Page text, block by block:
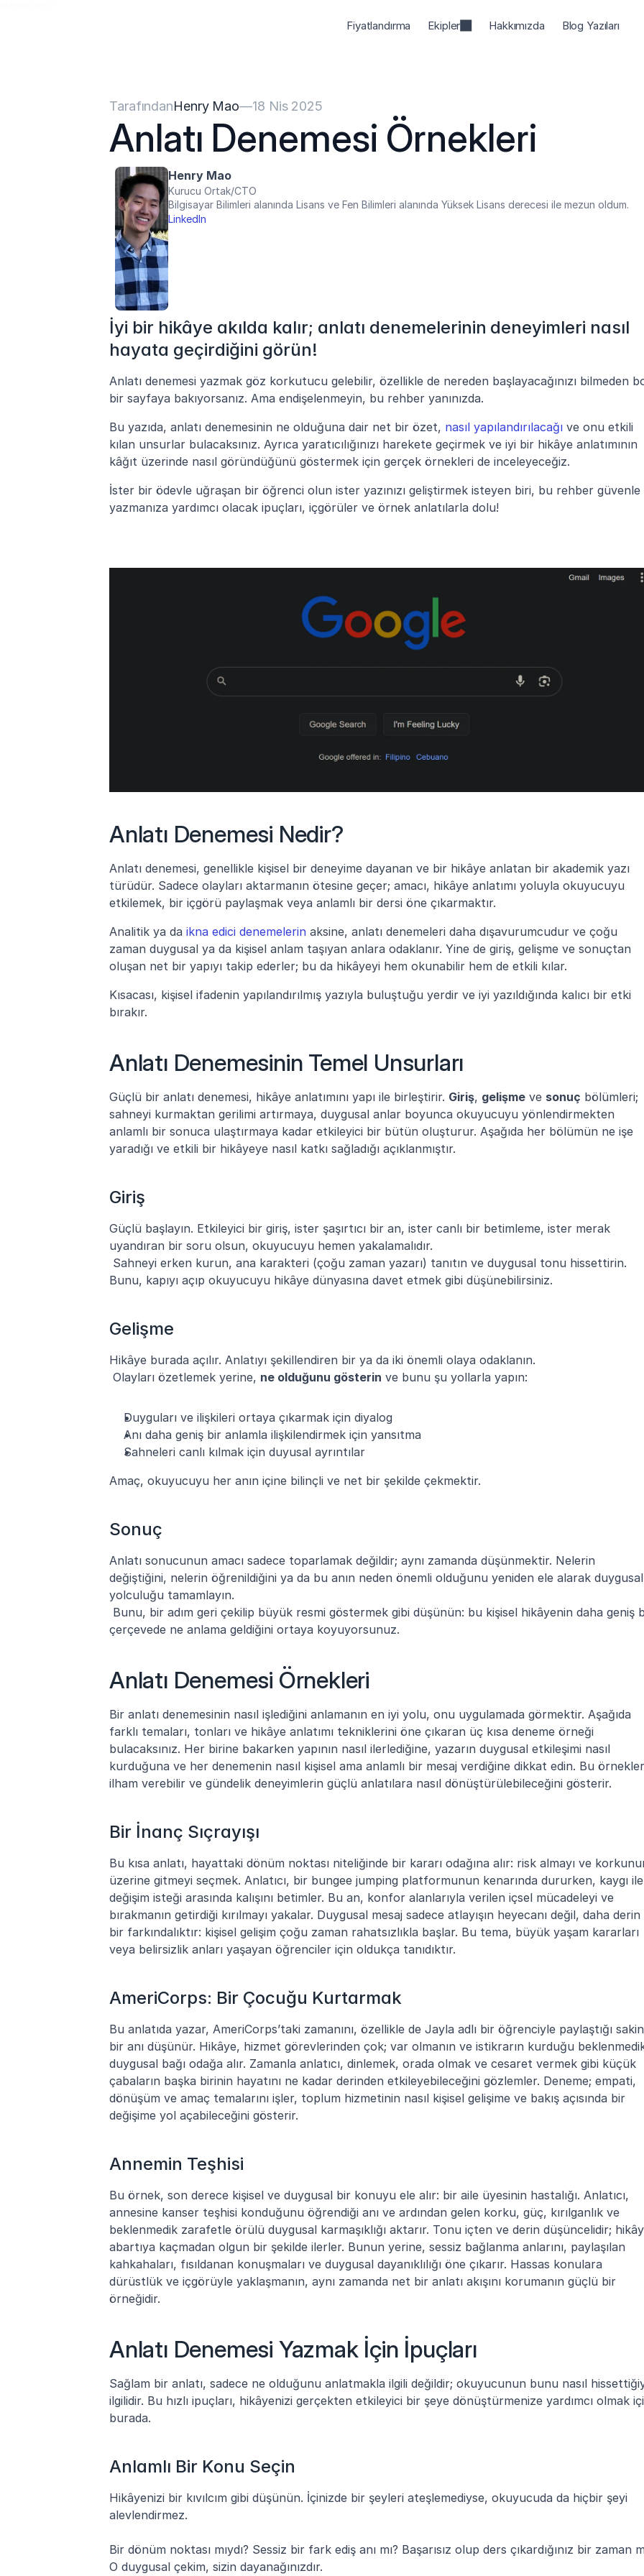
Fiyatlandırma Ekipler Hakkımızda Blog Yazıları
TarafındanHenry Mao—18 Nis 2025
Anlatı Denemesi Örnekleri
Henry Mao
Kurucu Ortak/CTO
Bilgisayar Bilimleri alanında Lisans ve Fen Bilimleri alanında Yüksek Lisans derecesi ile mezun oldum.
LinkedIn
İyi bir hikâye akılda kalır; anlatı denemelerinin deneyimleri nasıl
hayata geçirdiğini görün!
Anlatı denemesi yazmak göz korkutucu gelebilir, özellikle de nereden başlayacağınızı bilmeden
bir sayfaya bakıyorsanız. Ama endişelenmeyin, bu rehber yanınızda.
Bu yazıda, anlatı denemesinin ne olduğuna dair net bir özet, nasıl yapılandırılacağı ve onu etkili
kılan unsurlar bulacaksınız. Ayrıca yaratıcılığınızı harekete geçirmek ve iyi bir hikâye anlatımının
kâğıt üzerinde nasıl göründüğünü göstermek için gerçek örnekleri de inceleyeceğiz.
İster bir ödevle uğraşan bir öğrenci olun ister yazınızı geliştirmek isteyen biri, bu rehber güvenle
yazmanıza yardımcı olacak ipuçları, içgörüler ve örnek anlatılarla dolu!
Anlatı Denemesi Nedir?
Anlatı denemesi, genellikle kişisel bir deneyime dayanan ve bir hikâye anlatan bir akademik yazı
türüdür. Sadece olayları aktarmanın ötesine geçer; amacı, hikâye anlatımı yoluyla okuyucuyu
etkilemek, bir içgörü paylaşmak veya anlamlı bir dersi öne çıkarmaktır.
Analitik ya da ikna edici denemelerin aksine, anlatı denemeleri daha dışavurumcudur ve çoğu
zaman duygusal ya da kişisel anlam taşıyan anlara odaklanır. Yine de giriş, gelişme ve sonuçtan
oluşan net bir yapıyı takip ederler; bu da hikâyeyi hem okunabilir hem de etkili kılar.
Kısacası, kişisel ifadenin yapılandırılmış yazıyla buluştuğu yerdir ve iyi yazıldığında kalıcı bir etki
bırakır.
Anlatı Denemesinin Temel Unsurları
Güçlü bir anlatı denemesi, hikâye anlatımını yapı ile birleştirir. Giriş, gelişme ve sonuç bölümleri;
sahneyi kurmaktan gerilimi artırmaya, duygusal anlar boyunca okuyucuyu yönlendirmekten
anlamlı bir sonuca ulaştırmaya kadar etkileyici bir bütün oluşturur. Aşağıda her bölümün ne işe
yaradığı ve etkili bir hikâyeye nasıl katkı sağladığı açıklanmıştır.
Giriş
Güçlü başlayın. Etkileyici bir giriş, ister şaşırtıcı bir an, ister canlı bir betimleme, ister merak
uyandıran bir soru olsun, okuyucuyu hemen yakalamalıdır.
Bunu, kapıyı açıp okuyucuyu hikâye dünyasına davet etmek gibi düşünebilirsiniz.
Gelişme
Hikâye burada açılır. Anlatıyı şekillendiren bir ya da iki önemli olaya odaklanın.
Olayları özetlemek yerine, ne olduğunu gösterin ve bunu şu yollarla yapın:
Duyguları ve ilişkileri ortaya çıkarmak için diyalog
Anı daha geniş bir anlamla ilişkilendirmek için yansıtma
Sahneleri canlı kılmak için duyusal ayrıntılar
Amaç, okuyucuyu her anın içine bilinçli ve net bir şekilde çekmektir.
Sonuç
Anlatı sonucunun amacı sadece toparlamak değildir; aynı zamanda düşünmektir. Nelerin
değiştiğini, nelerin öğrenildiğini ya da bu anın neden önemli olduğunu yeniden ele alarak duygusal
yolculuğu tamamlayın.
çerçevede ne anlama geldiğini ortaya koyuyorsunuz.
Anlatı Denemesi Örnekleri
Bir anlatı denemesinin nasıl işlediğini anlamanın en iyi yolu, onu uygulamada görmektir. Aşağıda
farklı temaları, tonları ve hikâye anlatımı tekniklerini öne çıkaran üç kısa deneme örneği
bulacaksınız. Her birine bakarken yapının nasıl ilerlediğine, yazarın duygusal etkileşimi nasıl
kurduğuna ve her denemenin nasıl kişisel ama anlamlı bir mesaj verdiğine dikkat edin. Bu örnekler
ilham verebilir ve gündelik deneyimlerin güçlü anlatılara nasıl dönüştürülebileceğini gösterir.
Bir İnanç Sıçrayışı
Bu kısa anlatı, hayattaki dönüm noktası niteliğinde bir kararı odağına alır: risk almayı ve
üzerine gitmeyi seçmek. Anlatıcı, bir bungee jumping platformunun kenarında dururken, kaygı ile
değişim isteği arasında kalışını betimler. Bu an, konfor alanlarıyla verilen içsel mücadeleyi ve
bırakmanın getirdiği kırılmayı yakalar. Duygusal mesaj sadece atlayışın heyecanı değil, daha derin
bir farkındalıktır: kişisel gelişim çoğu zaman rahatsızlıkla başlar. Bu tema, büyük yaşam kararları
veya belirsizlik anları yaşayan öğrenciler için oldukça tanıdıktır.
AmeriCorps: Bir Çocuğu Kurtarmak
Bu anlatıda yazar, AmeriCorps’taki zamanını, özellikle de Jayla adlı bir öğrenciyle paylaştığı sakin
bir anı düşünür. Hikâye, hizmet görevlerinden çok; var olmanın ve istikrarın kurduğu
duygusal bağı odağa alır. Zamanla anlatıcı, dinlemek, orada olmak ve cesaret vermek gibi küçük
çabaların başka birinin hayatını ne kadar derinden etkileyebileceğini gözlemler. Deneme; empati,
dönüşüm ve amaç temalarını işler, toplum hizmetinin nasıl kişisel gelişime ve bakış açısında bir
değişime yol açabileceğini gösterir.
Annemin Teşhisi
Bu örnek, son derece kişisel ve duygusal bir konuyu ele alır: bir aile üyesinin hastalığı. Anlatıcı,
annesine kanser teşhisi konduğunu öğrendiği anı ve ardından gelen korku, güç, kırılganlık ve
beklenmedik zarafetle örülü duygusal karmaşıklığı aktarır. Tonu içten ve derin düşüncelidir;
abartıya kaçmadan olgun bir şekilde ilerler. Bunun yerine, sessiz bağlanma anlarını, paylaşılan
kahkahaları, fısıldanan konuşmaları ve duygusal dayanıklılığı öne çıkarır. Hassas konulara
dürüstlük ve içgörüyle yaklaşmanın, aynı zamanda net bir anlatı akışını korumanın güçlü bir
örneğidir.
Anlatı Denemesi Yazmak İçin İpuçları
Sağlam bir anlatı, sadece ne olduğunu anlatmakla ilgili değildir; okuyucunun bunu nasıl
ilgilidir. Bu hızlı ipuçları, hikâyenizi gerçekten etkileyici bir şeye dönüştürmenize yardımcı olmak
burada.
Anlamlı Bir Konu Seçin
Hikâyenizi bir kıvılcım gibi düşünün. İçinizde bir şeyleri ateşlemediyse, okuyucuda da hiçbir şeyi
alevlendirmez.
Bir dönüm noktası mıydı? Sessiz bir fark ediş anı mı? Başarısız olup ders çıkardığınız bir zaman
O duygusal çekim, sizin dayanağınızdır.